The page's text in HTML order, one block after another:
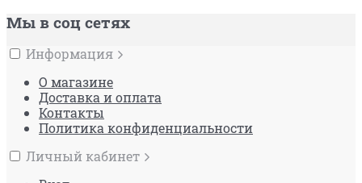
Мы в соц сетях
Информация
О магазине
Доставка и оплата
Контакты
Политика конфиденциальности
Личный кабинет